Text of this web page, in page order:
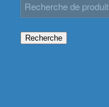
Recherche